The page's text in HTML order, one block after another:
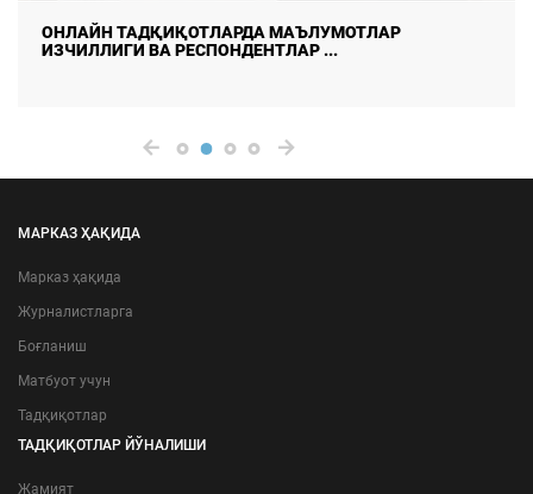
ОНЛАЙН ТАДҚИҚОТЛАРДА МАЪЛУМОТЛАР
ИЗЧИЛЛИГИ ВА РЕСПОНДЕНТЛАР ...
МАРКАЗ ҲАҚИДА
Марказ ҳақида
Журналистларга
Боғланиш
Матбуот учун
Тадқиқотлар
ТАДҚИҚОТЛАР ЙЎНАЛИШИ
Жамият